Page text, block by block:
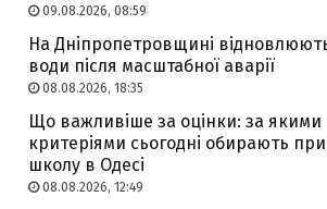
09.08.2026, 08:59
На Дніпропетровщині
води після масштабної аварії
08.08.2026, 18:35
Що важливіше за оцінки: за якими
критеріями сьогодні обирають
школу в Одесі
08.08.2026, 12:49